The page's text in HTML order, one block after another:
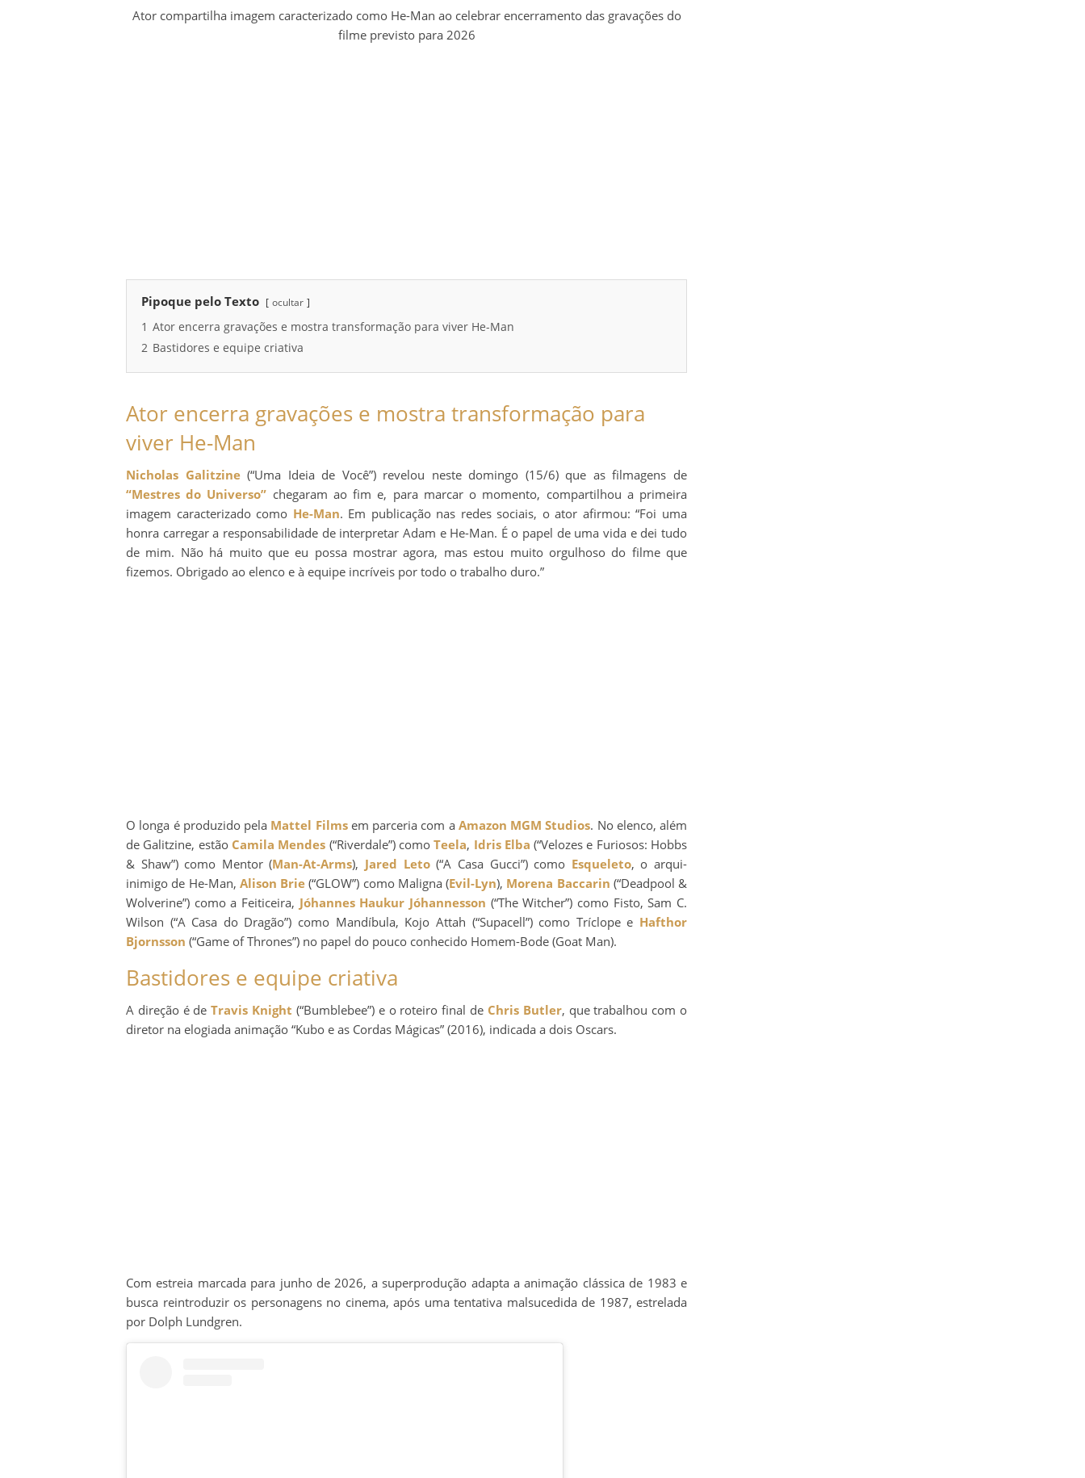
Ator compartilha imagem caracterizado como He-Man ao celebrar encerramento das gravações do
filme previsto para 2026
Pipoque pelo Texto ocultar
1 Ator encerra gravações e mostra transformação para viver He-Man
2 Bastidores e equipe criativa
Ator encerra gravações e mostra transformação para
viver He-Man
Nicholas Galitzine(“Uma Ideia de Você”) revelou neste domingo (15/6) que as filmagens de
“Mestres do Universo” chegaram ao fim e, para marcar o momento, compartilhou a primeira
imagem caracterizado como He-Man. Em publicação nas redes sociais, o ator afirmou: “Foi uma
honra carregar a responsabilidade de interpretar Adam e He-Man. É o papel de uma vida e dei tudo
de mim. Não há muito que eu possa mostrar agora, mas estou muito orgulhoso do filme que
fizemos. Obrigado ao elenco e à equipe incríveis por todo o trabalho duro.”
O longa é produzido pela Mattel Filmsem parceria com a Amazon MGM Studios. No elenco, além
de Galitzine, estão Camila Mendes (“Riverdale”) comoTeela, Idris Elba (“Velozes e Furiosos: Hobbs
& Shaw”) como Mentor (Man-At-Arms), Jared Leto(“A Casa Gucci”) como Esqueleto, o arqui-
inimigo de He-Man, Alison Brie (“GLOW”) como Maligna (Evil-Lyn), Morena Baccarin (“Deadpool &
Wolverine”) como a Feiticeira, Jóhannes Haukur Jóhannesson (“The Witcher”) como Fisto, Sam C.
Wilson (“A Casa do Dragão”) como Mandíbula, Kojo Attah (“Supacell”) como Tríclope e Hafthor
Bjornsson (“Game of Thrones”) no papel do pouco conhecido Homem-Bode (Goat Man).
Bastidores e equipe criativa
A direção é deTravis Knight (“Bumblebee”) e o roteiro final de Chris Butler, que trabalhou com o
diretor na elogiada animação “Kubo e as Cordas Mágicas” (2016), indicada a dois Oscars.
Com estreia marcada para junho de 2026, a superprodução adapta a animação clássica de 1983 e
busca reintroduzir os personagens no cinema, após uma tentativa malsucedida de 1987, estrelada
por Dolph Lundgren.